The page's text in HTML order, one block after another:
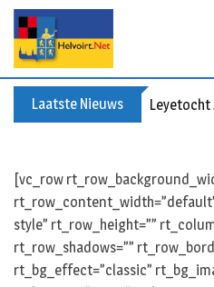
p
Laatste Nieuws Leyetocht
[vc_row
style” rt_row_height=””
rt_row_shadows=””
rt_bg_effect=”classic”